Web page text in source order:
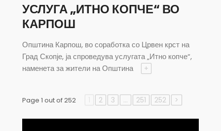
УСЛУГА „ИТНО КОПЧЕ“ ВО
КАРПОШ
Општина Карпош, во соработка со Црвен крст на
Град Скопје, ја спроведува услугата „Итно копче“,
наменета за жители на Општина
+
Page 1 out of 252 2 3 … 251 252 >